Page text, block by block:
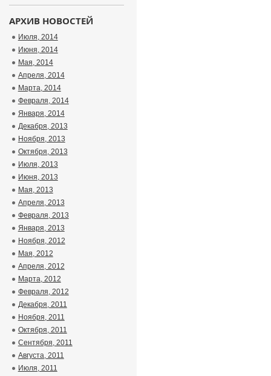
АРХИВ НОВОСТЕЙ
Июля, 2014
Июня, 2014
Мая, 2014
Апреля, 2014
Марта, 2014
Февраля, 2014
Января, 2014
Декабря, 2013
Ноября, 2013
Октября, 2013
Июля, 2013
Июня, 2013
Мая, 2013
Апреля, 2013
Февраля, 2013
Января, 2013
Ноября, 2012
Мая, 2012
Апреля, 2012
Марта, 2012
Февраля, 2012
Декабря, 2011
Ноября, 2011
Октября, 2011
Сентября, 2011
Августа, 2011
Июля, 2011